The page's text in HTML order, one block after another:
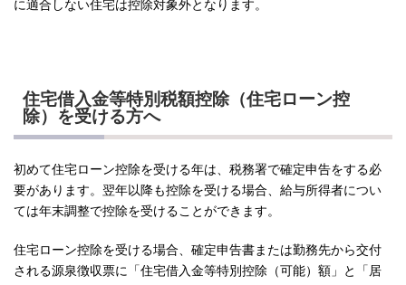
住宅借入金等特別税額控除（住宅ローン控
除）を受ける方へ
初めて住宅ローン控除を受ける年は、税務署で確定申告をする必
要があります。翌年以降も控除を受ける場合、給与所得者につい
ては年末調整で控除を受けることができます。
住宅ローン控除を受ける場合、確定申告書または勤務先から交付
される源泉徴収票に「住宅借入金等特別控除（可能）額」と「居